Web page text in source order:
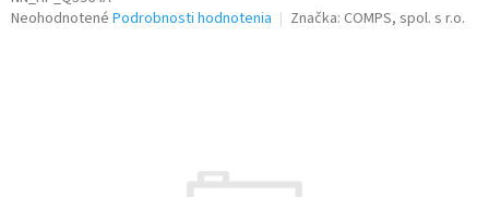
Priemerné
Neohodnotené Podrobnosti hodnotenia Značka: COMPS, spol. s r.o.